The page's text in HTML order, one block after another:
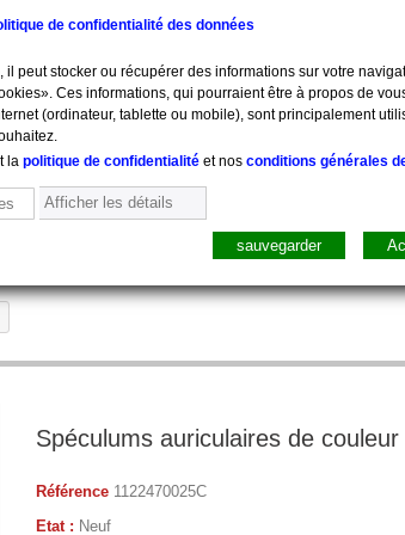
Pharmacie Sacs,
Spéculums auriculaires de couleur
Référence 1122470025C
Etat : Neuf
de confidentialité des données
il peut stocker ou récupérer des informations sur votre
Ces informations, qui pourraient être à propos de
(ordinateur, tablette ou mobile), sont principalement
la politique de confidentialité et nos conditions générales
Afficher les détails
sauvegarder